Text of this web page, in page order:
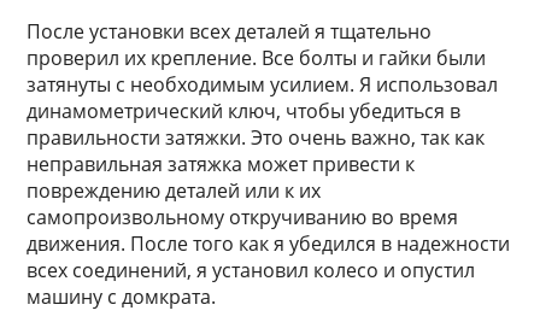
После установки всех деталей я тщательно
проверил их крепление. Все болты и гайки были
затянуты с необходимым усилием. Я использовал
динамометрический ключ, чтобы убедиться в
правильности затяжки. Это очень важно, так как
неправильная затяжка может привести к
повреждению деталей или к их
самопроизвольному откручиванию во время
движения. После того как я убедился в надежности
всех соединений, я установил колесо и опустил
машину с домкрата.